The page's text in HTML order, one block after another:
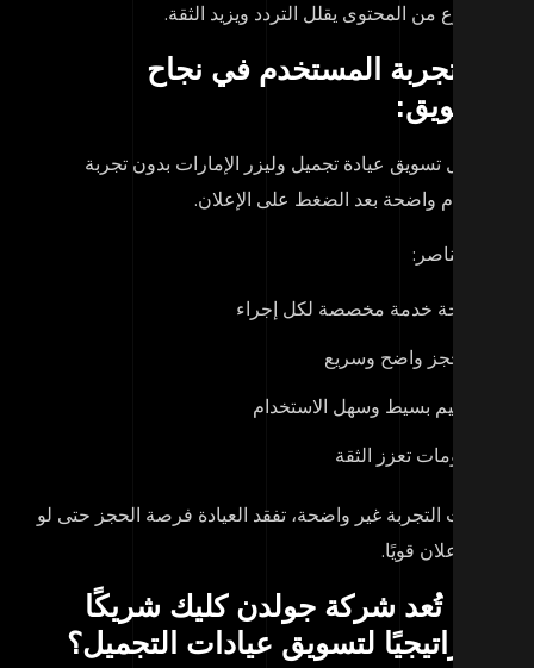
النوع من المحتوى يقلل التردد ويزيد الثقة.
تجربة المستخدم في نجاح
يكتمل تسويق عيادة تجميل وليزر الإمارات بدون تجربة
واضحة بعد الضغط على الإعلان.
العناصر:
صفحة خدمة مخصصة لكل إجراء
زر حجز واضح وسريع
تصميم بسيط وسهل الاستخدام
معلومات تعزز الثقة
كانت التجربة غير واضحة، تفقد العيادة فرصة الحجز حتى لو
الإعلان قويًا.
تُعد شركة جولدن كليك شريكًا
لتسويق عيادات التجميل؟